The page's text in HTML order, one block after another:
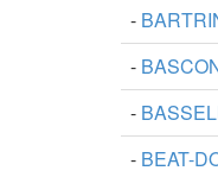
-
-
-
- BEAT-